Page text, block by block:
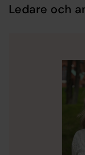
Ledare och